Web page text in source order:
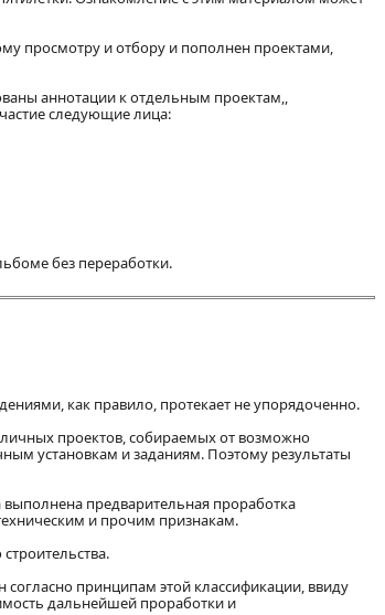
просмотру и отбору и пополнен проектами,
аннотации к отдельным проектам,,
следующие лица:
без переработки.
как правило, протекает не упорядоченно.
проектов, собираемых от возможно
установкам и заданиям. Поэтому результаты
предварительная проработка
и прочим признакам.
принципам этой классификации, ввиду
дальнейшей проработки и